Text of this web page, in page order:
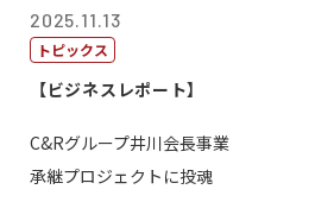
2025.11.13
トピックス
【ビジネスレポート】
C&Rグループ井川会長事業
承継プロジェクトに投魂